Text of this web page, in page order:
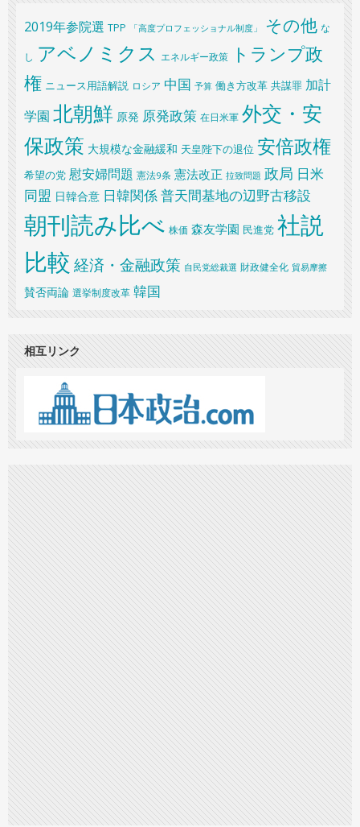
2019年参院選 TPP 「高度プロフェッショナル制度」 その他 な
し アベノミクス エネルギー政策
トランプ政
権 ニュース用語解説 ロシア 中国 予算 働き方改革 共謀罪 加計
学園 北朝鮮 原発 原発政策 在日米軍 外交・安
保政策 大規模な金融緩和 天皇陛下の退位 安倍政権
希望の党 慰安婦問題 憲法9条 憲法改正 拉致問題 政局 日米
同盟 日韓合意 日韓関係普天間基地の辺野古移設
朝刊読み比べ 株価 森友学園 民進党 社説
比較 経済・金融政策 自民党総裁選 財政健全化 貿易摩擦
賛否両論 選挙制度改革 韓国
相互リンク